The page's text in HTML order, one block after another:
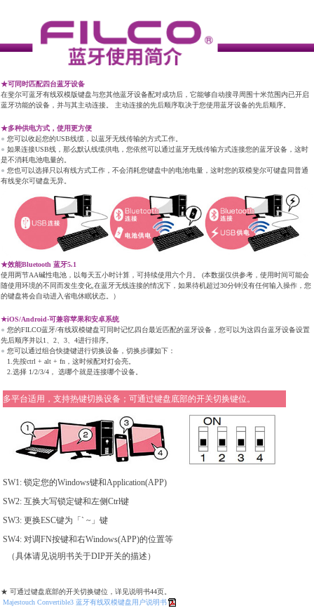
★可同时匹配四台蓝牙设备
在斐尔可蓝牙有线双模版键盘与您其他蓝牙设备配对成功后，它能够自动搜寻周围十米范围内已开启
蓝牙功能的设备，并与其主动连接。 主动连接的先后顺序取决于您使用蓝牙设备的先后顺序。
★多种供电方式，使用更方便
● 您可以收起您的USB线缆，以蓝牙无线传输的方式工作。
● 如果连接USB线，那么默认线缆供电，您依然可以通过蓝牙无线传输方式连接您的蓝牙设备，这时
是不消耗电池电量的。
● 您也可以选择只以有线方式工作，不会消耗您键盘中的电池电量，这时您的双模斐尔可键盘同普通
有线斐尔可键盘无异。
★效能Bluetooth 蓝牙5.1
使用两节AA碱性电池，以每天五小时计算，可持续使用六个月。 (本数据仅供参考，使用时间可能会
随使用环境的不同而发生变化,在蓝牙无线连接的情况下，如果待机超过30分钟没有任何输入操作，您
的键盘将会自动进入省电休眠状态。）
★iOS/Android-可兼容苹果和安卓系统
● 您的FILCO蓝牙/有线双模键盘可同时记忆四台最近匹配的蓝牙设备，您可以为这四台蓝牙设备设置
先后顺序并以1、2、3、4进行排序。
● 您可以通过组合快捷键进行切换设备，切换步骤如下：
1.先按ctrl + alt + fn，这时候配对灯会亮。
2.选择 1/2/3/4， 选哪个就是连接哪个设备。
多平台适用，支持热键切换设备；可通过键盘底部的开关切换键位。
SW1: 锁定您的Windows键和Application(APP)
SW2: 互换大写锁定键和左侧Ctrl键
SW3: 更换ESC键为「` ~」键
SW4: 对调FN按键和右Windows(APP)的位置等
（具体请见说明书关于DIP开关的描述）
★ 可通过键盘底部的开关切换键位，详见说明书44页。
Majestouch Convertible3 蓝牙有线双模键盘用户说明书